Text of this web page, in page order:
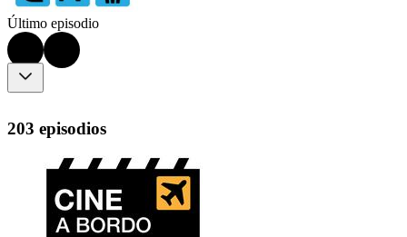
Último episodio
203 episodios